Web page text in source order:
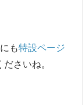
も特設ページ
さいね。